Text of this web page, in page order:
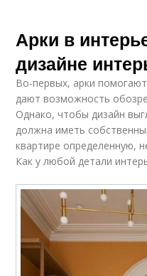
Классические арки
Круглые арки
Восточные арки
Фигурные арки
Арки в
дизайне
Во-первых, арки
дают возможность
Однако, чтобы дизайн
должна иметь
квартире определенную,
Как у любой детали